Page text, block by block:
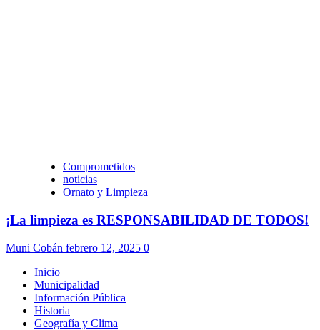
Comprometidos
noticias
Ornato y Limpieza
¡La limpieza es RESPONSABILIDAD DE TODOS!
Muni Cobán febrero 12, 2025 0
Inicio
Municipalidad
Información Pública
Historia
Geografía y Clima